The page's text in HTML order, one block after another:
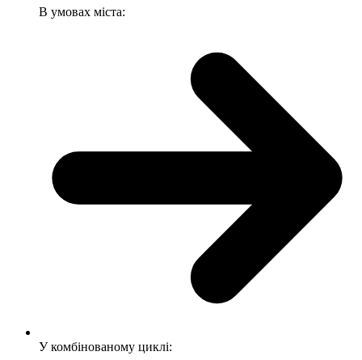
В умовах міста:
У комбінованому циклі: